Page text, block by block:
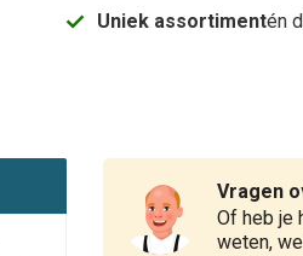
Uniek assortimentén
Vragen
Of heb je
weten,